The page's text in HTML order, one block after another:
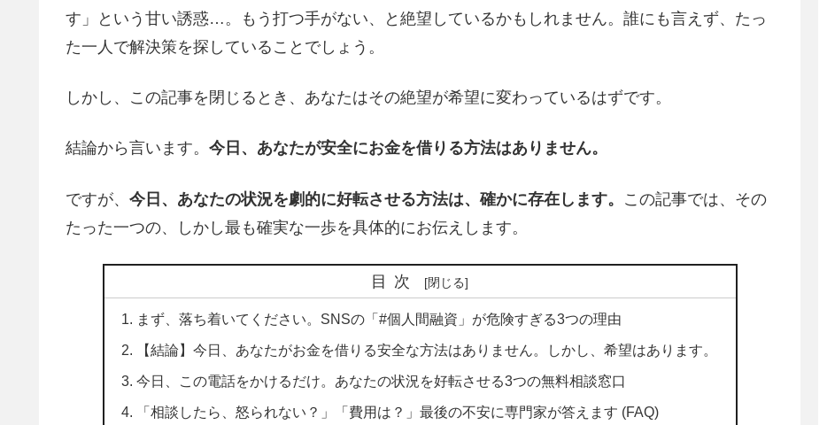
す」という甘い誘惑…。もう打つ手がない、と絶望しているかもしれません。誰にも言えず、たっ
た一人で解決策を探していることでしょう。
しかし、この記事を閉じるとき、あなたはその絶望が希望に変わっているはずです。
結論から言います。 今日、あなたが安全にお金を借りる方法はありません。
ですが、 今日、あなたの状況を劇的に好転させる方法は、確かに存在します。 この記事では、その
たった一つの、しかし最も確実な一歩を具体的にお伝えします。
目次
まず、落ち着いてください。SNSの「#個人間融資」が危険すぎる3つの理由
【結論】今日、あなたがお金を借りる安全な方法はありません。しかし、希望はあります。
今日、この電話をかけるだけ。あなたの状況を好転させる3つの無料相談窓口
「相談したら、怒られない？」「費用は？」最後の不安に専門家が答えます (FAQ)